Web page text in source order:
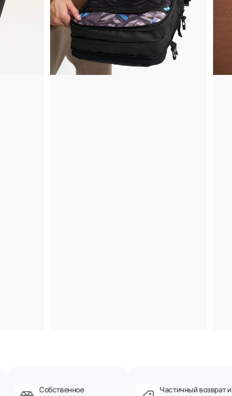
Собственное
Частичный возврат и